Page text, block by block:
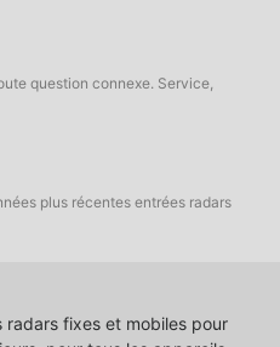
question connexe. Service,
plus récentes entrées radars
radars fixes et mobiles pour